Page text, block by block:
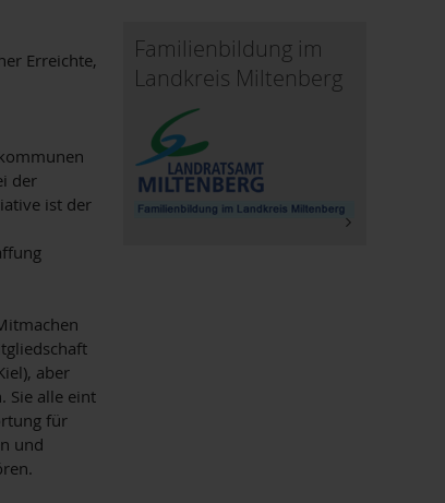
Erreichte,
der
ist der
aber
Sie alle eint
für
und
Familienbildung im
Landkreis Miltenberg